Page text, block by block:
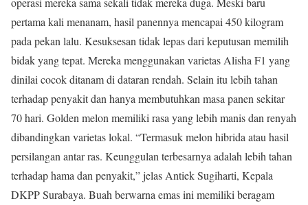
pertama kali menanam, hasil panennya mencapai 450 kilogram
pada pekan lalu. Kesuksesan tidak lepas dari keputusan memilih
bidak yang tepat. Mereka menggunakan varietas Alisha F1 yang
dinilai cocok ditanam di dataran rendah. Selain itu lebih tahan
terhadap penyakit dan hanya membutuhkan masa panen sekitar
70 hari. Golden melon memiliki rasa yang lebih manis dan renyah
dibandingkan varietas lokal. “Termasuk melon hibrida atau hasil
persilangan antar ras. Keunggulan terbesarnya adalah lebih tahan
terhadap hama dan penyakit,” jelas Antiek Sugiharti, Kepala
DKPP Surabaya. Buah berwarna emas ini memiliki beragam